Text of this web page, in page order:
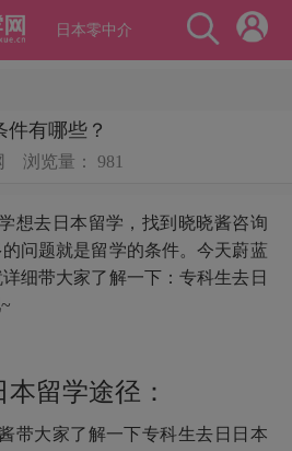
日本零中介
有哪些？
浏览量： 981
想去日本留学，找到晓晓酱咨询
问题就是留学的条件。今天蔚蓝
细带大家了解一下：专科生去日
留学途径：
带大家了解一下专科生去日日本